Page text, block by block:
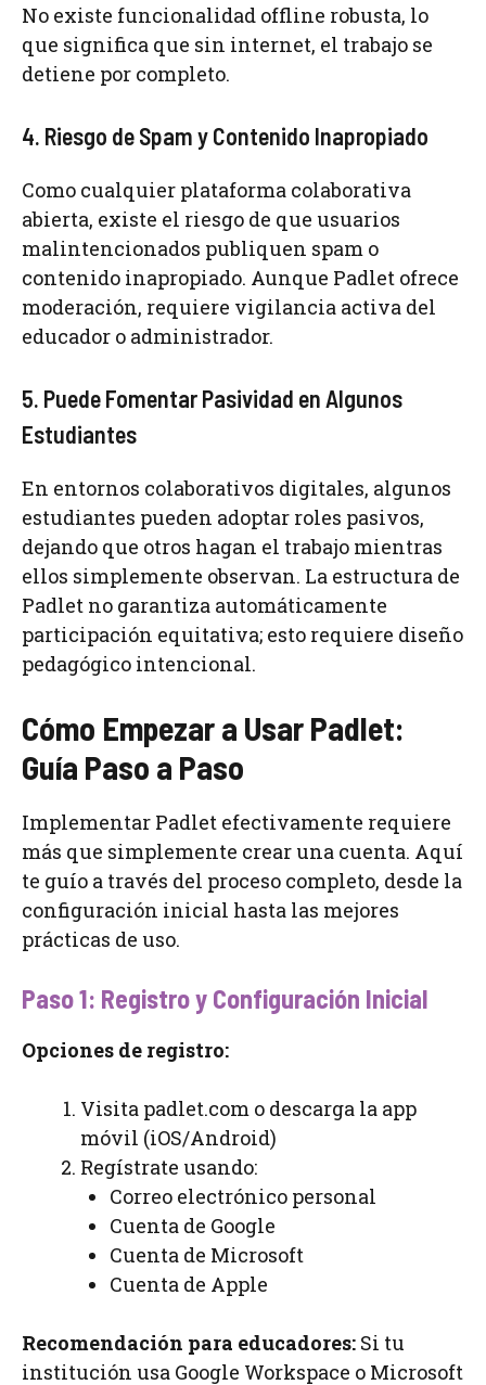
No existe funcionalidad offline robusta, lo
que significa que sin internet, el trabajo se
detiene por completo.
4. Riesgo de Spam y Contenido Inapropiado
Como cualquier plataforma colaborativa
abierta, existe el riesgo de que usuarios
malintencionados publiquen spam o
contenido inapropiado. Aunque Padlet ofrece
moderación, requiere vigilancia activa del
educador o administrador.
5. Puede Fomentar Pasividad en Algunos
Estudiantes
En entornos colaborativos digitales, algunos
estudiantes pueden adoptar roles pasivos,
dejando que otros hagan el trabajo mientras
ellos simplemente observan. La estructura de
Padlet no garantiza automáticamente
participación equitativa; esto requiere diseño
pedagógico intencional.
Cómo Empezar a Usar Padlet:
Guía Paso a Paso
Implementar Padlet efectivamente requiere
más que simplemente crear una cuenta. Aquí
te guío a través del proceso completo, desde la
configuración inicial hasta las mejores
prácticas de uso.
Paso 1: Registro y Configuración Inicial
Opciones de registro:
Visita padlet.com o descarga la app
móvil (iOS/Android)
Regístrate usando:
Correo electrónico personal
Cuenta de Google
Cuenta de Microsoft
Cuenta de Apple
Recomendación para educadores: Si tu
institución usa Google Workspace o Microsoft